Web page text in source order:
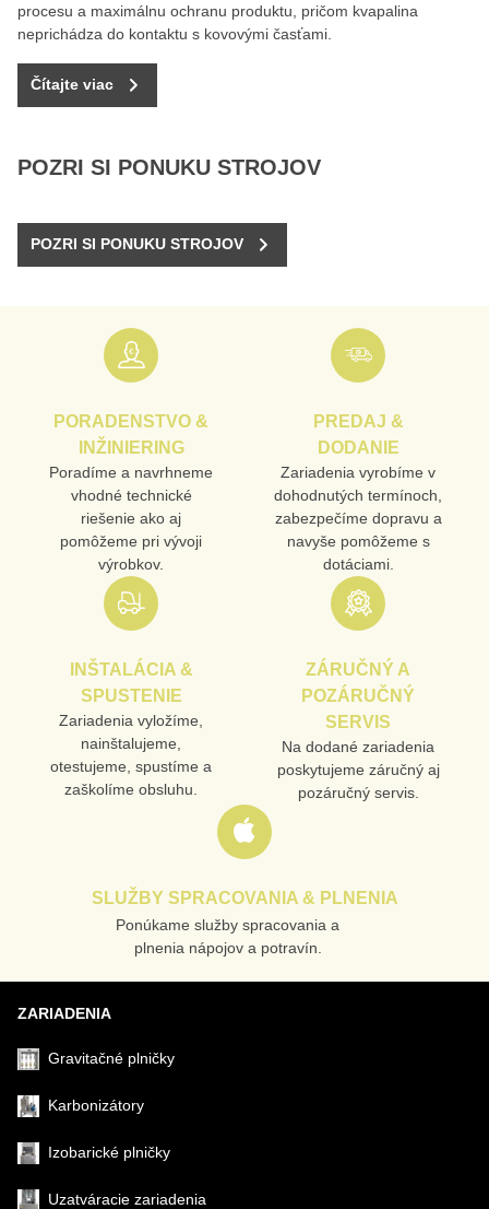
procesu a maximálnu ochranu produktu, pričom kvapalina
neprichádza do kontaktu s kovovými časťami.
Čítajte viac
POZRI SI PONUKU STROJOV
POZRI SI PONUKU STROJOV
PORADENSTVO &
INŽINIERING
Poradíme a navrhneme
vhodné technické
riešenie ako aj
pomôžeme pri vývoji
výrobkov.
PREDAJ &
DODANIE
Zariadenia vyrobíme v
dohodnutých termínoch,
zabezpečíme dopravu a
navyše pomôžeme s
dotáciami.
INŠTALÁCIA &
SPUSTENIE
Zariadenia vyložíme,
nainštalujeme,
otestujeme, spustíme a
zaškolíme obsluhu.
ZÁRUČNÝ A
POZÁRUČNÝ
SERVIS
Na dodané zariadenia
poskytujeme záručný aj
pozáručný servis.
SLUŽBY SPRACOVANIA & PLNENIA
Ponúkame služby spracovania a
plnenia nápojov a potravín.
ZARIADENIA
Gravitačné plničky
Karbonizátory
Izobarické plničky
Uzatváracie zariadenia